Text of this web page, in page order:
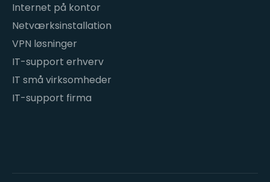
Internet på kontor
Netværksinstallation
VPN løsninger
IT-support erhverv
IT små virksomheder
IT-support firma